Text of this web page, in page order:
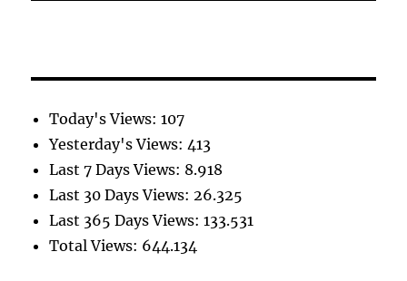
Today's Views:107
Yesterday's Views: 413
Last 7 Days Views: 8.918
Last 30 Days Views: 26.325
Last 365 Days Views:133.531
Total Views: 644.134